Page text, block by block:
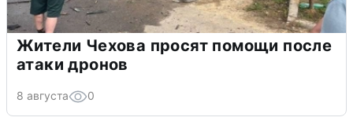
Жители Чехова просят помощи после
атаки дронов
8 августа 0